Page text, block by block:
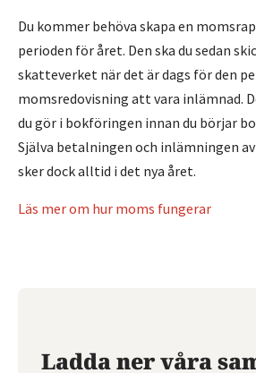
Du kommer behöva skapa en
perioden för året. Den ska du sedan
skatteverket när det är dags för den
momsredovisning att vara inlämnad.
du gör i bokföringen innan du börjar
Själva betalningen och inlämningen
sker dock alltid i det nya året.
Läs mer om hur moms fungerar
Ladda ner våra